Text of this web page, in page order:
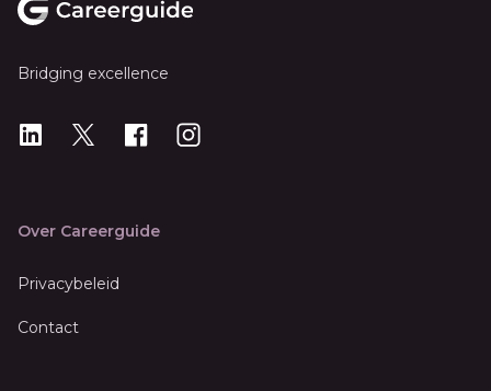
Bridging excellence
LinkedIn
X Instagram
Over Careerguide
Privacybeleid
Contact